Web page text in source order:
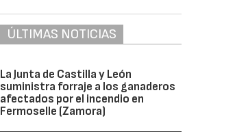
ÚLTIMAS NOTICIAS
La Junta de Castilla y León
suministra forraje a los ganaderos
afectados por el incendio en
Fermoselle (Zamora)